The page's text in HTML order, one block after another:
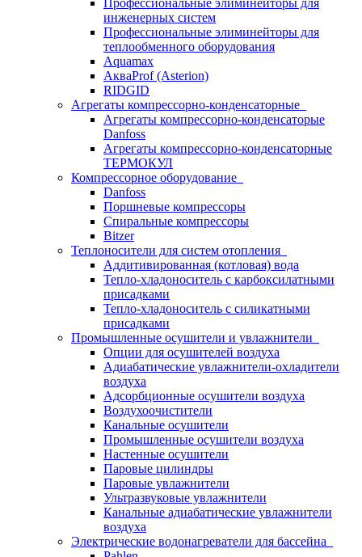
Профессиональные элиминейторы для
инженерных систем
Профессиональные элиминейторы для
теплообменного оборудования
Aquamax
АкваProf (Asterion)
RIDGID
Агрегаты компрессорно-конденсаторные
Агрегаты компрессорно-конденсаторые
Danfoss
Агрегаты компрессорно-конденсаторные
ТЕРМОКУЛ
Компрессорное оборудование
Danfoss
Поршневые компрессоры
Спиральные компрессоры
Bitzer
Теплоносители для систем отопления
Аддитивированная (котловая) вода
Тепло-хладоноситель с карбоксилатными
присадками
Тепло-хладоноситель с силикатными
присадками
Промышленные осушители и увлажнители
Опции для осушителей воздуха
Адиабатические увлажнители-охладители
воздуха
Адсорбционные осушители воздуха
Воздухоочистители
Канальные осушители
Промышленные осушители воздуха
Настенные осушители
Паровые цилиндры
Паровые увлажнители
Ультразвуковые увлажнители
Канальные адиабатические увлажнители
воздуха
Электрические водонагреватели для бассейна